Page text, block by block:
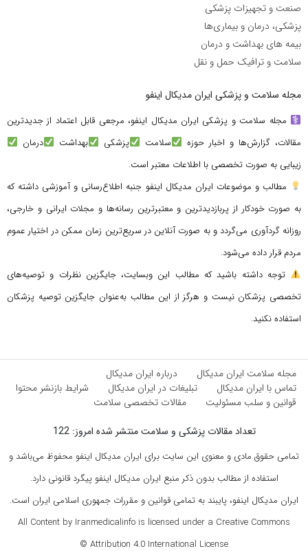
صنعت و تجهیزات پزشکی
پزشکی، درمان و بیماری‌ها
بیمه های بهداشت و درمان
سلامت و ترافیک حمل و نقل
مجله سلامت و پزشکی ایران مدیکال اینفو
مجله سلامت و پزشکی ایران مدیکال اینفو، مرجعی قابل اعتماد از جدیدترین
مقالات، گزارش‌ها و اخبار حوزه
سلامت پزشکی بهداشت
درمان
زیبایی به صورت تخصصی با اطلاعات معتبر است.
مطالب و موضوعات ایران مدیکال اینفو جنبه اطلاع‌رسانی و آموزشی داشته که
به صورت خودکار از پربازدیدترین و معتبرترین رسانه‌ها و مجلات ایرانی و خارجی،
روزانه گردآوری می‌گردد و به صورت آنلاین در سریع‌ترین زمان ممکن در اختیار عموم
مردم قرار داده می‌شود.
توجه داشته باشید که مطالب این وبسایت، جایگزین نظرات و توصیه‌های
تخصصی پزشکان نیست و هرگز از این مطالب به‌عنوان جایگزین توصیه پزشکان
استفاده نکنید.
مجله سلامت ایران مدیکال
درباره ایران مدیکال
تماس با ایران مدیکال
تبلیغات در ایران مدیکال
شرایط بازنشر محتوا
قوانین و سلب مسئولیت
مقالات تخصصی سلامت
تعداد مقالات پزشکی و سلامت منتشر شده امروز: 122
تمامی حقوق مادی و معنوی این سایت برای ایران مدیکال اینفو محفوظ می‌باشد و
استفاده از مطالب بدون ذکر منبع ایران مدیکال اینفو پیگرد قانونی دارد.
ایران مدیکال اینفو، پایبند به تمامی قوانین و مقررات جمهوری اسلامی ایران است.
All Content by Iranmedicalinfo is licensed under a Creative Commons
Attribution 4.0 International License ©️